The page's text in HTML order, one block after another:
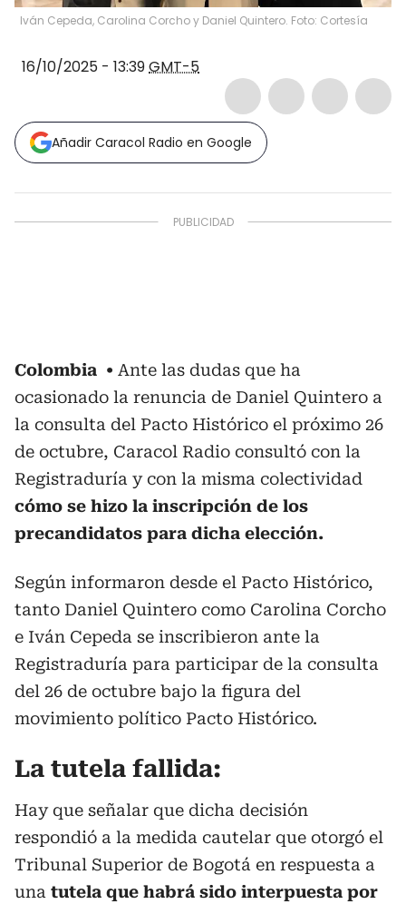
Iván Cepeda, Carolina Corcho y Daniel Quintero. Foto: Cortesía
16/10/2025 - 13:39GMT-5
Añadir Caracol Radio en Google
Colombia
Ante las dudas que ha
ocasionado la renuncia de Daniel Quintero a
la consulta del Pacto Histórico el próximo 26
de octubre, Caracol Radio consultó con la
Registraduría y con la misma colectividad
cómo se hizo la inscripción de los
precandidatos para dicha elección.
Según informaron desde el Pacto Histórico,
tanto Daniel Quintero como Carolina Corcho
e Iván Cepeda se inscribieron ante la
Registraduría para participar de la consulta
del 26 de octubre bajo la figura del
movimiento político Pacto Histórico.
La tutela fallida:
Hay que señalar que dicha decisión
respondió a la medida cautelar que otorgó el
Tribunal Superior de Bogotá en respuesta a
una tutela que habrá sido interpuesta por